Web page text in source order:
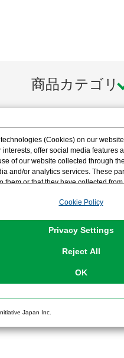
商品カテゴリ
(Cookies) on our
offer social media features
of our website collected through
and/or analytics services. These
them or that they have collected
Necessary Cookies, please
settings at any time via
Cookie Policy
Privacy Settings
Reject All
OK
Japan Inc.